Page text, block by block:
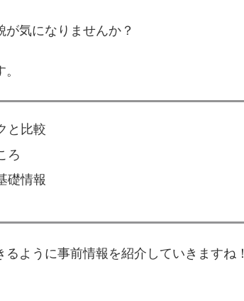
気になりませんか？
と比較
ろ
礎情報
ように事前情報を紹介していきますね！